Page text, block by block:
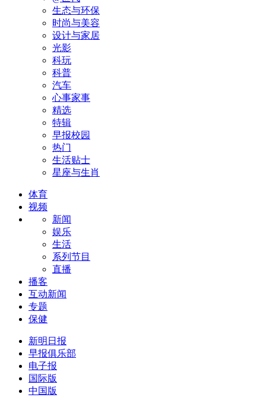
生态与环保
时尚与美容
设计与家居
光影
科玩
科普
汽车
心事家事
精选
特辑
早报校园
热门
生活贴士
星座与生肖
体育
视频
新闻
娱乐
生活
系列节目
直播
播客
互动新闻
专题
保健
新明日报
早报俱乐部
电子报
国际版
中国版